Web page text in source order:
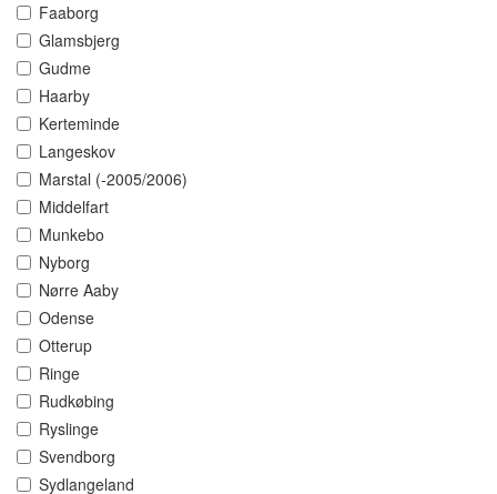
Faaborg
Glamsbjerg
Gudme
Haarby
Kerteminde
Langeskov
Marstal (-2005/2006)
Middelfart
Munkebo
Nyborg
Nørre Aaby
Odense
Otterup
Ringe
Rudkøbing
Ryslinge
Svendborg
Sydlangeland